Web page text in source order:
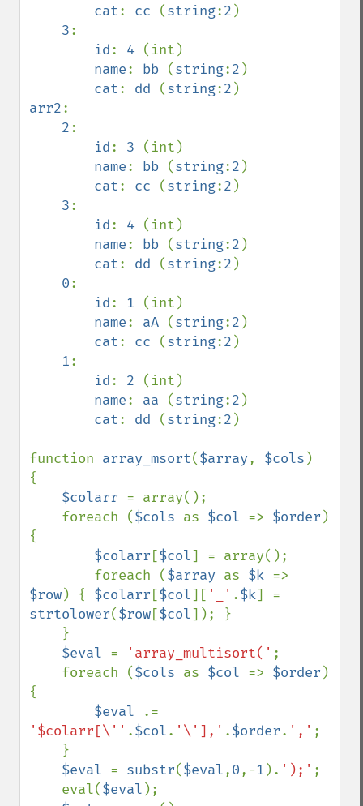
cat: cc (string:2 )
3:
id: 4 (int)
name: bb (string:2 )
cat: dd (string:2
arr2:
2:
id: 3 (int)
name: bb (string:2 )
cat: cc (string:2 )
3:
id: 4 (int)
name: bb (string:2 )
cat: dd (string:2 )
0:
id: 1 (int)
name: aA (string:2 )
cat: cc (string:2 )
1:
id: 2 (int)
name: aa (string:2 )
cat: dd (string:2 )
function array_msort($array, $cols )
{
$colarr = array();
    foreach (
$cols as $col => $order )
{
$colarr [$col] = array();
        foreach (
$array as $k
$row) { $colarr [$col][ '_' .$k
strtolower($row[$col]); }
$eval = 'array_multisort(' ;
    foreach (
$cols as $col => $order )
{
$eval
'$colarr[\'' .$col. '\'],' .$order. ',' ;
$eval = substr($eval,0,-1 ). ');' ;
    eval(
$eval );